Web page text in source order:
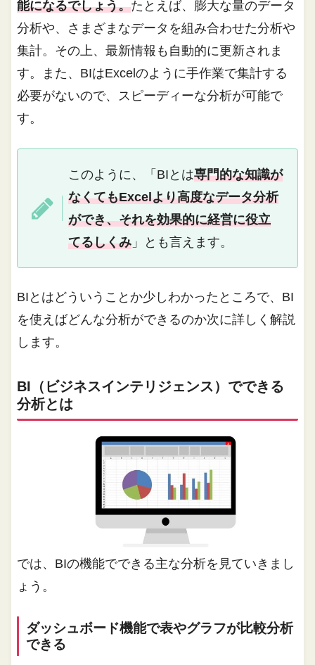
能になるでしょう。たとえば、膨大な量のデータ
分析や、さまざまなデータを組み合わせた分析や
集計。その上、最新情報も自動的に更新されま
す。また、BIはExcelのように手作業で集計する
必要がないので、スピーディーな分析が可能で
す。
このように、「BIとは専門的な知識が
なくてもExcelより高度なデータ分析
ができ、それを効果的に経営に役立
てるしくみ 」とも言えます。
BIとはどういうことか少しわかったところで、BI
を使えばどんな分析ができるのか次に詳しく解説
します。
BI（ビジネスインテリジェンス）でできる
分析とは
では、BIの機能でできる主な分析を見ていきまし
ょう。
ダッシュボード機能で表やグラフが比較分析
できる